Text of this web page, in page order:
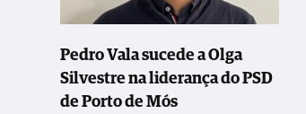
Pedro Vala sucede a Olga
Silvestre na liderança do PSD
de Porto de Mós